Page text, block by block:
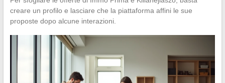
creare un profilo e lasciare che la piattaforma affini le sue
proposte dopo alcune interazioni.